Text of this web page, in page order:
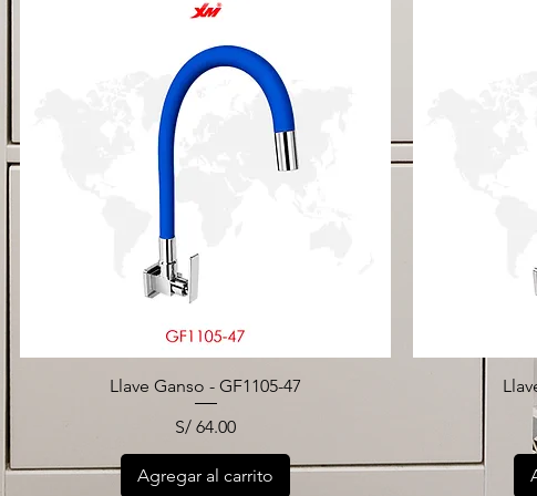
Llave Ganso - GF1105-47
Precio
S/ 64.00
Agregar al carrito